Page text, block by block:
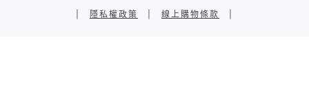
隱私權政策 線上購物條款